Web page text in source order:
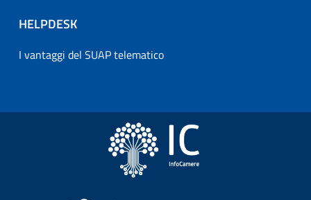
HELPDESK
I vantaggi del SUAP telematico